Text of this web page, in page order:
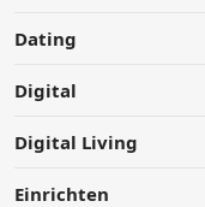
Dating
Digital
Digital Living
Einrichten